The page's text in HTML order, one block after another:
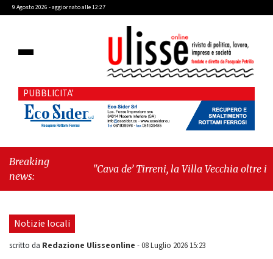
9 Agosto 2026 - aggiornato alle 12:27
PUBBLICITA'
Breaking
news:
"Cava de’ Tirreni, la Villa Vecchia oltre i
seduta consiliare: “Serve chiarezza!”"
Notizie locali
scritto da Redazione Ulisseonline -08 Luglio 2026 15:23